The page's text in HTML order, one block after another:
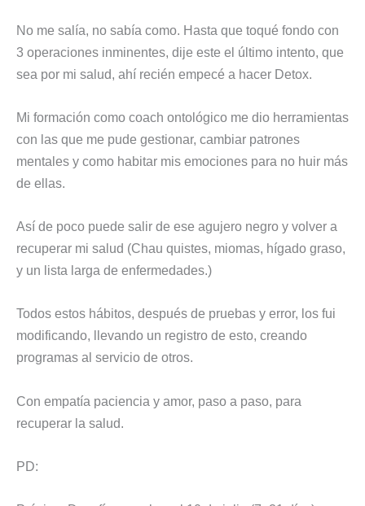
No me salía, no sabía como. Hasta que toqué fondo con
3 operaciones inminentes, dije este el último intento, que
sea por mi salud, ahí recién empecé a hacer Detox.
Mi formación como coach ontológico me dio herramientas
con las que me pude gestionar, cambiar patrones
mentales y como habitar mis emociones para no huir más
de ellas.
Así de poco puede salir de ese agujero negro y volver a
recuperar mi salud (Chau quistes, miomas, hígado graso,
y un lista larga de enfermedades.)
Todos estos hábitos, después de pruebas y error, los fui
modificando, llevando un registro de esto, creando
programas al servicio de otros.
Con empatía paciencia y amor, paso a paso, para
recuperar la salud.
PD: